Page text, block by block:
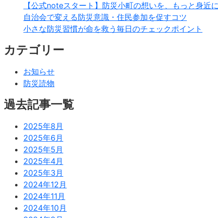
【公式noteスタート】防災小町の想いを、もっと身近
自治会で変える防災意識・住民参加を促すコツ
小さな防災習慣が命を救う毎日のチェックポイント
カテゴリー
お知らせ
防災読物
過去記事一覧
2025年8月
2025年6月
2025年5月
2025年4月
2025年3月
2024年12月
2024年11月
2024年10月